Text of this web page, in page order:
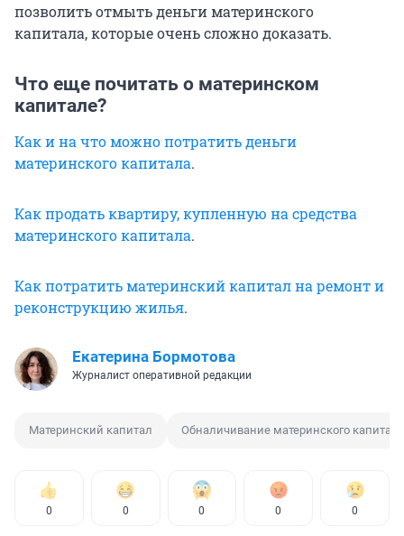
позволить отмыть деньги материнского
капитала, которые очень сложно доказать.
Что еще почитать о материнском
капитале?
Как и на что можно потратить деньги
материнского капитала.
Как продать квартиру, купленную на средства
материнского капитала.
Как потратить материнский капитал на ремонт и
реконструкцию жилья.
Екатерина Бормотова
Журналист оперативной редакции
Материнский капитал Обналичивание материнского капитала
0 0 0 0 0